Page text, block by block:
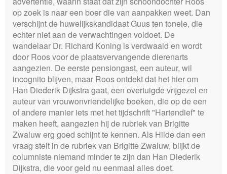
op zoek is naar een boer die van aanpakken weet. Dan
verschijnt de huwelijkskandidaat Guus ten tonele, die
echter niet aan de verwachtingen voldoet. De
wandelaar Dr. Richard Koning is verdwaald en wordt
door Roos voor de plaatsvervangende dierenarts
aangezien. De eerste pensiongast, een auteur, wil
incognito blijven, maar Roos ontdekt dat het hier om
Han Diederik Dijkstra gaat, een overtuigde vrijgezel en
auteur van vrouwonvriendelijke boeken, die op de een
of andere manier iets met het tijdschrift "Hartendief" te
maken heeft, aangezien hij de rubriek van Brigitte
Zwaluw erg goed schijnt te kennen. Als Hilde dan een
vraag stelt in de rubriek van Brigitte Zwaluw, blijkt de
columniste niemand minder te zijn dan Han Diederik
Dijkstra, die voor geld nu eenmaal alles doet.